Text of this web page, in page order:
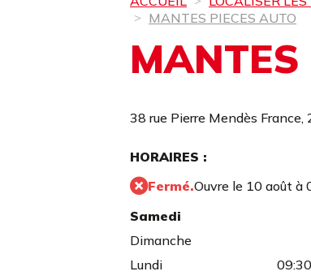
MANTES PIECES AUTO
MANTES
38 rue Pierre Mendès France,
HORAIRES :
Fermé.Ouvre le 10 août à
Samedi
Dimanche
Lundi